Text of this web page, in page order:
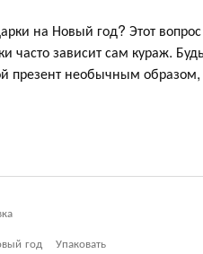
на Новый год? Этот
часто зависит сам кураж.
презент необычным
год Упаковать